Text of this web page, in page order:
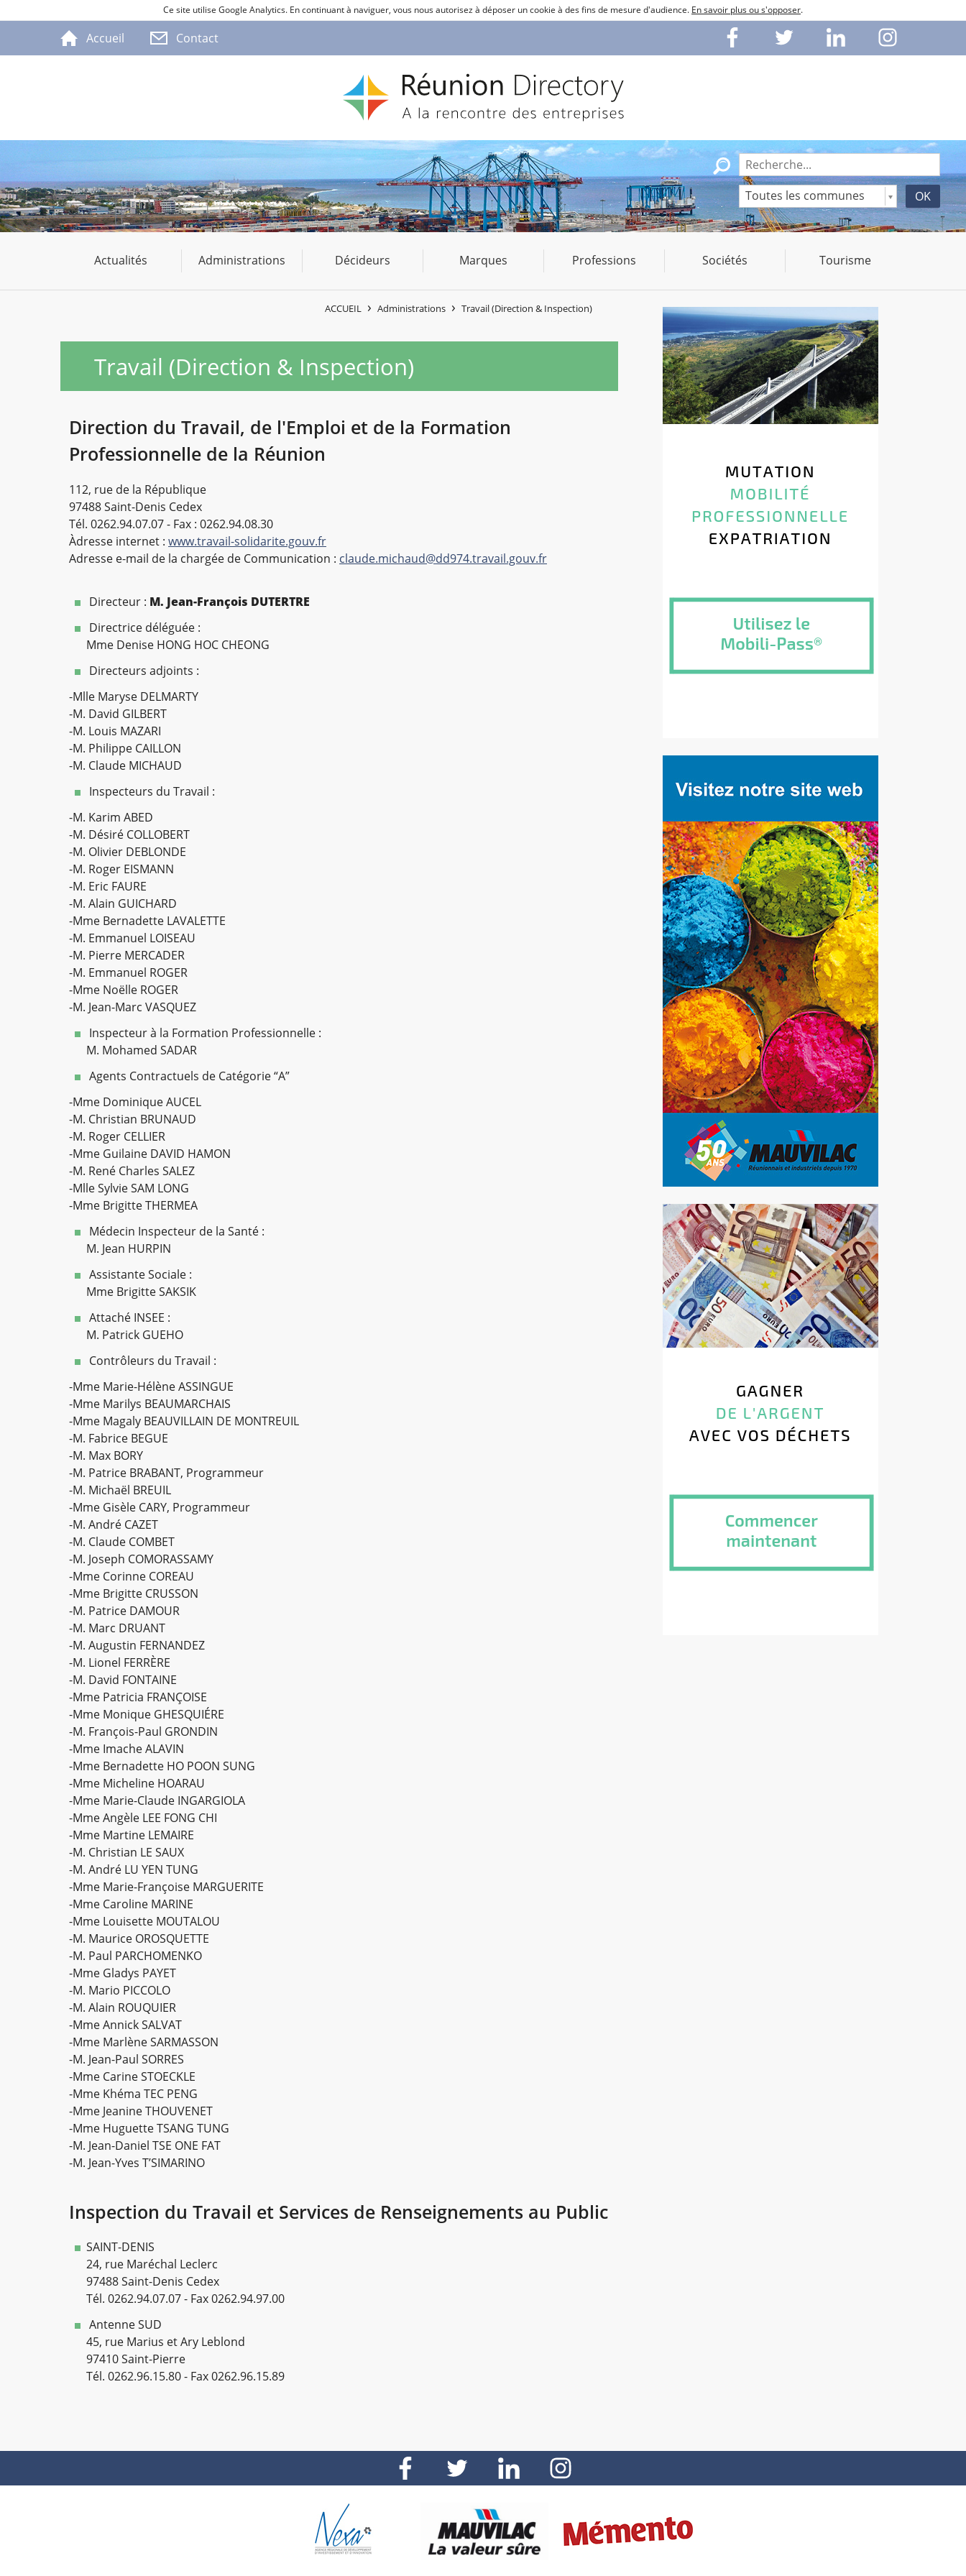
Ce site utilise Google Analytics. En continuant à naviguer, vous nous autorisez à déposer un cookie à des fins de mesure d'audience. En savoir plus ou s'opposer.
Accueil Contact
Toutes les communes
Actualités Administrations Décideurs Marques Professions Sociétés Tourisme
ACCUEIL Administrations Travail (Direction & Inspection)
Travail (Direction & Inspection)
Direction du Travail, de l'Emploi et de la Formation
Professionnelle de la Réunion
112, rue de la République
97488 Saint-Denis Cedex
Tél. 0262.94.07.07 - Fax : 0262.94.08.30
Àdresse internet : www.travail-solidarite.gouv.fr
Adresse e-mail de la chargée de Communication : claude.michaud@dd974.travail.gouv.fr
Directeur : M. Jean-François DUTERTRE
Directrice déléguée :
Mme Denise HONG HOC CHEONG
Directeurs adjoints :
-Mlle Maryse DELMARTY
-M. David GILBERT
-M. Louis MAZARI
-M. Philippe CAILLON
-M. Claude MICHAUD
Inspecteurs du Travail :
-M. Karim ABED
-M. Désiré COLLOBERT
-M. Olivier DEBLONDE
-M. Roger EISMANN
-M. Eric FAURE
-M. Alain GUICHARD
-Mme Bernadette LAVALETTE
-M. Emmanuel LOISEAU
-M. Pierre MERCADER
-M. Emmanuel ROGER
-Mme Noëlle ROGER
-M. Jean-Marc VASQUEZ
Inspecteur à la Formation Professionnelle :
M. Mohamed SADAR
Agents Contractuels de Catégorie “A”
-Mme Dominique AUCEL
-M. Christian BRUNAUD
-M. Roger CELLIER
-Mme Guilaine DAVID HAMON
-M. René Charles SALEZ
-Mlle Sylvie SAM LONG
-Mme Brigitte THERMEA
Médecin Inspecteur de la Santé :
M. Jean HURPIN
Assistante Sociale :
Mme Brigitte SAKSIK
Attaché INSEE :
M. Patrick GUEHO
Contrôleurs du Travail :
-Mme Marie-Hélène ASSINGUE
-Mme Marilys BEAUMARCHAIS
-Mme Magaly BEAUVILLAIN DE MONTREUIL
-M. Fabrice BEGUE
-M. Max BORY
-M. Patrice BRABANT, Programmeur
-M. Michaël BREUIL
-Mme Gisèle CARY, Programmeur
-M. André CAZET
-M. Claude COMBET
-M. Joseph COMORASSAMY
-Mme Corinne COREAU
-Mme Brigitte CRUSSON
-M. Patrice DAMOUR
-M. Marc DRUANT
-M. Augustin FERNANDEZ
-M. Lionel FERRÈRE
-M. David FONTAINE
-Mme Patricia FRANÇOISE
-Mme Monique GHESQUIÉRE
-M. François-Paul GRONDIN
-Mme Imache ALAVIN
-Mme Bernadette HO POON SUNG
-Mme Micheline HOARAU
-Mme Marie-Claude INGARGIOLA
-Mme Angèle LEE FONG CHI
-Mme Martine LEMAIRE
-M. Christian LE SAUX
-M. André LU YEN TUNG
-Mme Marie-Françoise MARGUERITE
-Mme Caroline MARINE
-Mme Louisette MOUTALOU
-M. Maurice OROSQUETTE
-M. Paul PARCHOMENKO
-Mme Gladys PAYET
-M. Mario PICCOLO
-M. Alain ROUQUIER
-Mme Annick SALVAT
-Mme Marlène SARMASSON
-M. Jean-Paul SORRES
-Mme Carine STOECKLE
-Mme Khéma TEC PENG
-Mme Jeanine THOUVENET
-Mme Huguette TSANG TUNG
-M. Jean-Daniel TSE ONE FAT
-M. Jean-Yves T’SIMARINO
Inspection du Travail et Services de Renseignements au Public
SAINT-DENIS
24, rue Maréchal Leclerc
97488 Saint-Denis Cedex
Tél. 0262.94.07.07 - Fax 0262.94.97.00
Antenne SUD
45, rue Marius et Ary Leblond
97410 Saint-Pierre
Tél. 0262.96.15.80 - Fax 0262.96.15.89